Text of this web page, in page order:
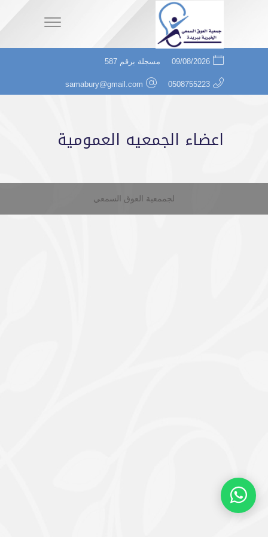
09/08/2026 مسجلة برقم 587
0508755223
samabury@gmail.com
اعضاء الجمعيه العمومية
لجممعية العوق السمعي